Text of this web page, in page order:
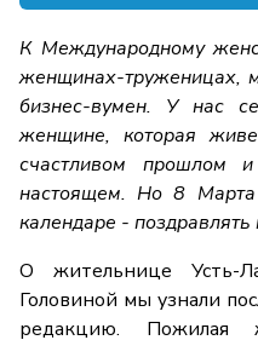
К Международному
женщинах-труженицах,
бизнес-вумен. У нас
женщине, которая
счастливом прошлом
настоящем. Но 8
календаре - поздравлять
О жительнице Усть-
Головиной мы узнали
редакцию. Пожилая